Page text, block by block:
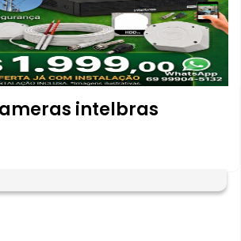
intelbras